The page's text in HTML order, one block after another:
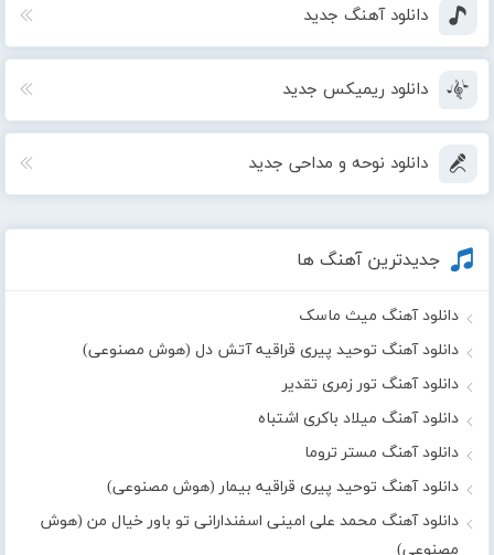
دانلود آهنگ جدید
دانلود ریمیکس جدید
دانلود نوحه و مداحی جدید
جدیدترین آهنگ ها
دانلود آهنگ میث ماسک
دانلود آهنگ توحید پیری قراقیه آتش دل (هوش مصنوعی)
دانلود آهنگ تور زمری تقدیر
دانلود آهنگ میلاد باکری اشتباه
دانلود آهنگ مستر تروما
دانلود آهنگ توحید پیری قراقیه بیمار (هوش مصنوعی)
دانلود آهنگ محمد علی امینی اسفندارانی تو باور خیال من (هوش
مصنوعی)